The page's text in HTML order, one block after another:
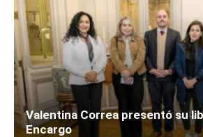
Valentina Correa presentó su
Encargo